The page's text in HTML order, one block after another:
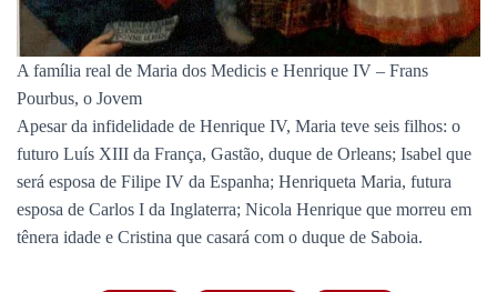
A família real de Maria dos Medicis e Henrique IV – Frans
Pourbus, o Jovem
Apesar da infidelidade de Henrique IV, Maria teve seis filhos: o
futuro Luís XIII da França, Gastão, duque de Orleans; Isabel que
será esposa de Filipe IV da Espanha; Henriqueta Maria, futura
esposa de Carlos I da Inglaterra; Nicola Henrique que morreu em
tênera idade e Cristina que casará com o duque de Saboia.